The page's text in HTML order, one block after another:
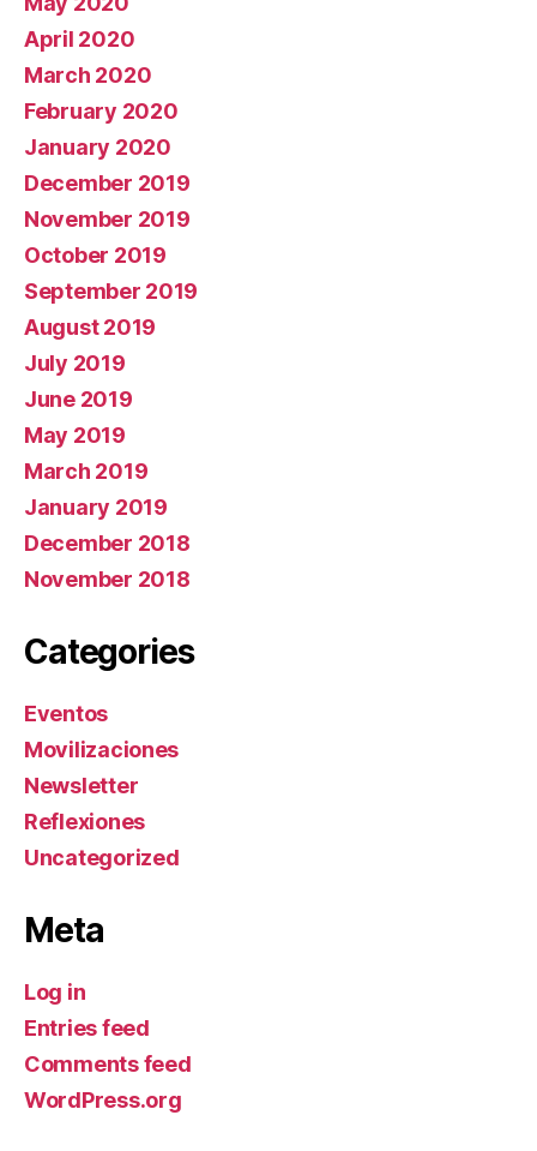
April 2020
March 2020
February 2020
January 2020
December 2019
November 2019
October 2019
September 2019
August 2019
July 2019
June 2019
May 2019
March 2019
January 2019
December 2018
November 2018
Categories
Eventos
Movilizaciones
Newsletter
Reflexiones
Uncategorized
Meta
Log in
Entries feed
Comments feed
WordPress.org